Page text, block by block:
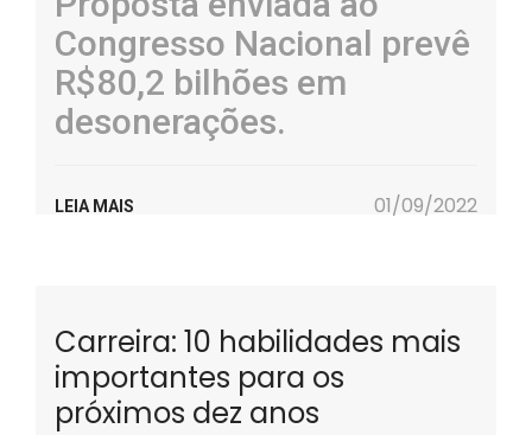
Congresso Nacional prevê
R$80,2 bilhões em
desonerações.
LEIA MAIS 01/09/2022
Carreira: 10 habilidades mais
importantes para os
próximos dez anos